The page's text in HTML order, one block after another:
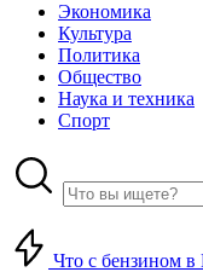
Экономика
Культура
Политика
Общество
Наука и техника
Спорт
Что с бензином в